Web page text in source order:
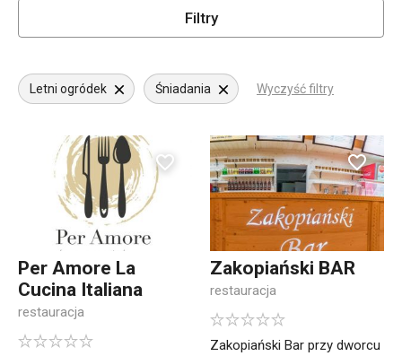
Filtry
Letni ogródek Śniadania Wyczyść filtry
Per Amore La
Cucina Italiana
restauracja
Zakopiański BAR
restauracja
Zakopiański Bar przy dworcu